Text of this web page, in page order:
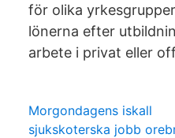
för olika
lönerna efter
arbete i privat eller
Morgondagens iskall
sjukskoterska jobb